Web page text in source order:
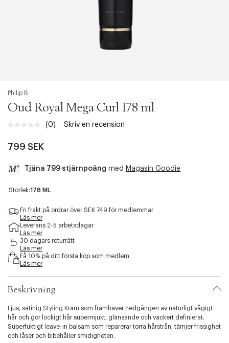
Philip B
Oud Royal Mega Curl 178 ml
Inget
sida.
(0) Skriv en recension
799 SEK
Tjäna 799 stjärnpoäng med Magasin Goodie
a
c
s
b
i
t
.
v
a
r
Storlek:178 ML
Fri frakt på ordrar över SEK 749 för medlemmar
Läs mer
Leverans 2-5 arbetsdagar
Läs mer
30 dagars returrätt
Läs mer
Få 10% på ditt första köp som medlem
Läs mer
Beskrivning
Ljus, satinig Styling Kräm som framhäver nedgången av naturligt vågigt
hår och gör lockigt hår supermjukt, glänsande och vackert definierat.
Superfuktigt leave-in balsam som reparerar torra hårstrån, tämjer frissighet
och låser och bibehåller smidigheten.